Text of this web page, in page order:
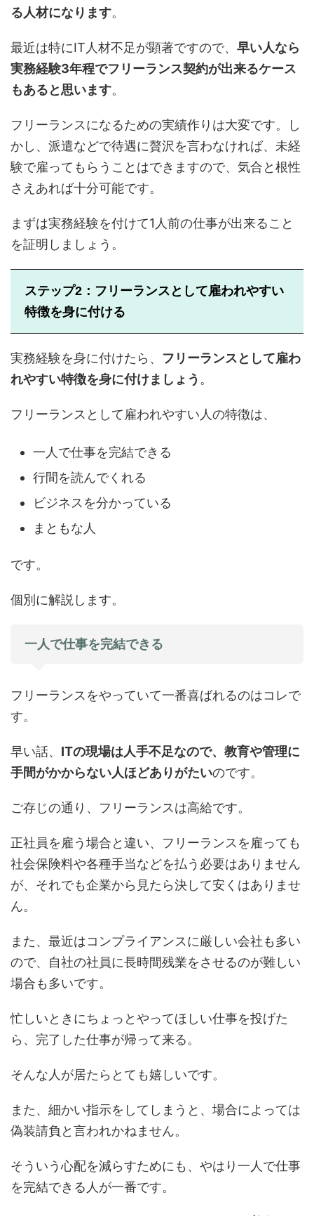
る人材になります。
最近は特にIT人材不足が顕著ですので、 早い人なら
実務経験3年程でフリーランス契約が出来るケース
もあると思います。
フリーランスになるための実績作りは大変です。し
かし、派遣などで待遇に贅沢を言わなければ、未経
験で雇ってもらうことはできますので、気合と根性
さえあれば十分可能です。
まずは実務経験を付けて1人前の仕事が出来ること
を証明しましょう。
ステップ2：フリーランスとして雇われやすい
特徴を身に付ける
実務経験を身に付けたら、 フリーランスとして雇わ
れやすい特徴を身に付けましょう 。
フリーランスとして雇われやすい人の特徴は、
一人で仕事を完結できる
行間を読んでくれる
ビジネスを分かっている
まともな人
です。
個別に解説します。
一人で仕事を完結できる
フリーランスをやっていて一番喜ばれるのはコレで
す。
早い話、 ITの現場は人手不足なので、教育や管理に
手間がかからない人ほどありがたいのです。
ご存じの通り、フリーランスは高給です。
正社員を雇う場合と違い、フリーランスを雇っても
社会保険料や各種手当などを払う必要はありません
が、それでも企業から見たら決して安くはありませ
ん。
また、最近はコンプライアンスに厳しい会社も多い
ので、自社の社員に長時間残業をさせるのが難しい
場合も多いです。
忙しいときにちょっとやってほしい仕事を投げた
ら、完了した仕事が帰って来る。
そんな人が居たらとても嬉しいです。
また、細かい指示をしてしまうと、場合によっては
偽装請負と言われかねません。
そういう心配を減らすためにも、やはり一人で仕事
を完結できる人が一番です。